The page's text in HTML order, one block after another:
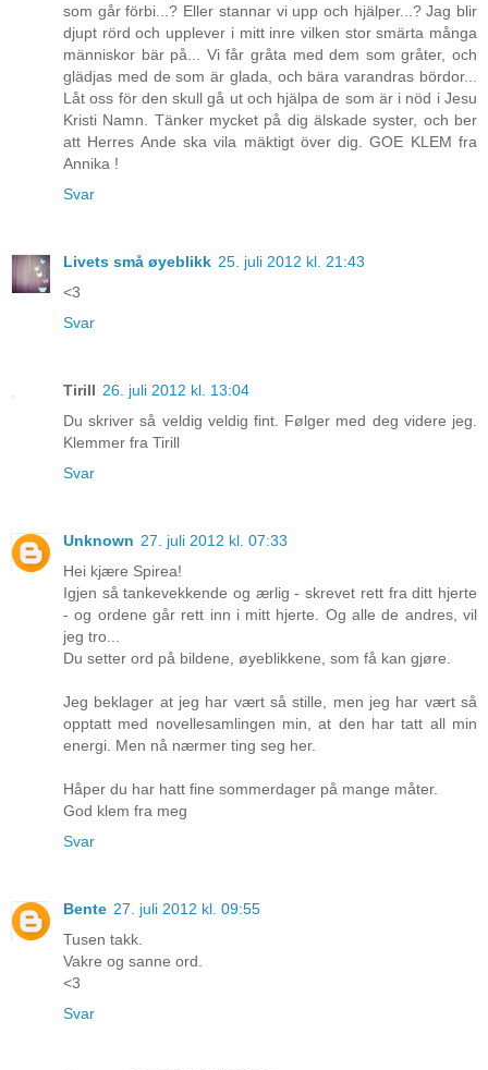
som går förbi...? Eller stannar vi upp och hjälper...? Jag blir
djupt rörd och upplever i mitt inre vilken stor smärta många
människor bär på... Vi får gråta med dem som gråter, och
glädjas med de som är glada, och bära varandras bördor...
Låt oss för den skull gå ut och hjälpa de som är i nöd i Jesu
Kristi Namn. Tänker mycket på dig älskade syster, och ber
att Herres Ande ska vila mäktigt över dig. GOE KLEM fra
Annika !
Svar
Livets små øyeblikk 25. juli 2012 kl. 21:43
<3
Svar
Tirill 26. juli 2012 kl. 13:04
Du skriver så veldig veldig fint. Følger med deg videre jeg.
Klemmer fra Tirill
Svar
Unknown 27. juli 2012 kl. 07:33
Hei kjære Spirea!
Igjen så tankevekkende og ærlig - skrevet rett fra ditt hjerte
- og ordene går rett inn i mitt hjerte. Og alle de andres, vil
jeg tro...
Du setter ord på bildene, øyeblikkene, som få kan gjøre.
Jeg beklager at jeg har vært så stille, men jeg har vært så
opptatt med novellesamlingen min, at den har tatt all min
energi. Men nå nærmer ting seg her.
Håper du har hatt fine sommerdager på mange måter.
God klem fra meg
Svar
Bente 27. juli 2012 kl. 09:55
Tusen takk.
Vakre og sanne ord.
<3
Svar